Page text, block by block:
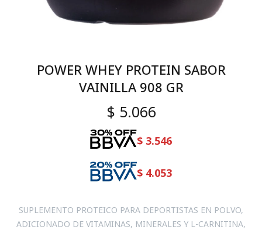
POWER WHEY PROTEIN SABOR
VAINILLA 908 GR
$ 5.066
$ 3.546
$ 4.053
SUPLEMENTO PROTEICO PARA DEPORTISTAS EN POLVO,
ADICIONADO DE VITAMINAS, MINERALES Y L-CARNITINA,